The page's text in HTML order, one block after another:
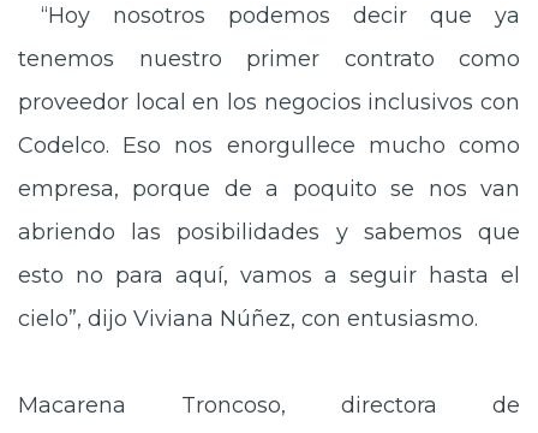
“Hoy nosotros podemos decir que ya
tenemos nuestro primer contrato como
proveedor local en los negocios inclusivos con
Codelco. Eso nos enorgullece mucho como
empresa, porque de a poquito se nos van
abriendo las posibilidades y sabemos que
esto no para aquí, vamos a seguir hasta el
cielo”, dijo Viviana Núñez, con entusiasmo.
Macarena Troncoso, directora de